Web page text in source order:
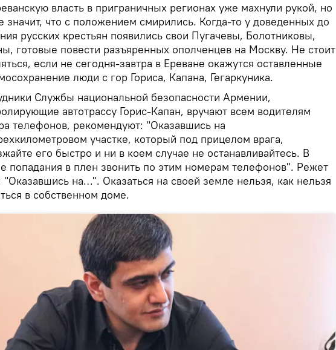
власть в приграничных регионах уже махнули рукой, но
значит, что с положением смирились. Когда-то у доведенных до
русских крестьян появились свои Пугачевы, Болотниковы,
готовые повести разъяренных ополченцев на Москву. Не стоит
если не сегодня-завтра в Ереване окажутся оставленные
люди с гор Гориса, Капана, Гегаркуника.
Службы национальной безопасности Армении,
автотрассу Горис-Капан, вручают всем водителям
телефонов, рекомендуют: "Оказавшись на
участке, который под прицелом врага,
его быстро и ни в коем случае не останавливайтесь. В
попадания в плен звонить по этим номерам телефонов". Режет
"Оказавшись на…". Оказаться на своей земле нельзя, как нельзя
в собственном доме.